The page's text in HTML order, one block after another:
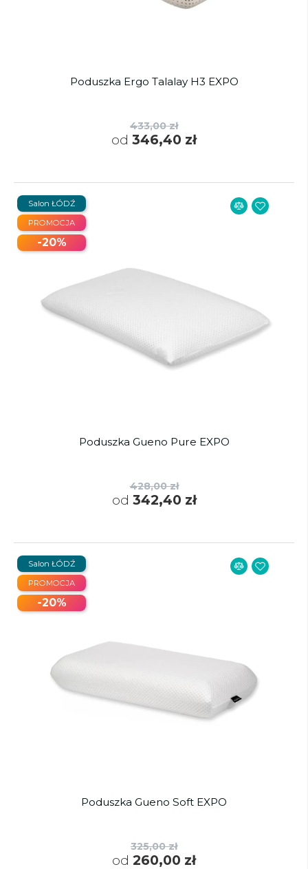
Poduszka Ergo Talalay H3 EXPO
433,00 zł
od 346,40 zł
Poduszka Gueno Pure EXPO
428,00 zł
od 342,40 zł
PROMOCJA
-20%
Salon ŁÓDŹ
Poduszka Gueno Soft EXPO
325,00 zł
od 260,00 zł
PROMOCJA
-20%
Salon ŁÓDŹ